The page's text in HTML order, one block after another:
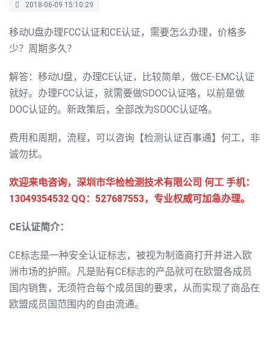
2018-06-09 15:10:29
移动U盘办理FCC认证和CE认证，需要怎么办理，价格多
少？周期多久？
解答：移动U盘，办理CE认证，比较简单，做CE-EMC认证
就好。办理FCC认证，就需要做SDOC认证咯，以前是做
DOC认证的。新政策后，全部改为SDOC认证咯。
费用和周期，流程，可以咨询【检测认证百事通】何工，非
诚勿扰。
欢迎来电咨询，深圳市华检检测技术有限公司 何工 手机：
13049354532 QQ：527687553，专业权威可加急办理。
CE认证简介：
CE标志是一种安全认证标志，被视为制造商打开并进入欧
洲市场的护照。凡是贴有CE标志的产品就可在欧盟各成员
国内销售，无须符合每个成员国的要求，从而实现了商品在
欧盟成员国范围内的自由流通。